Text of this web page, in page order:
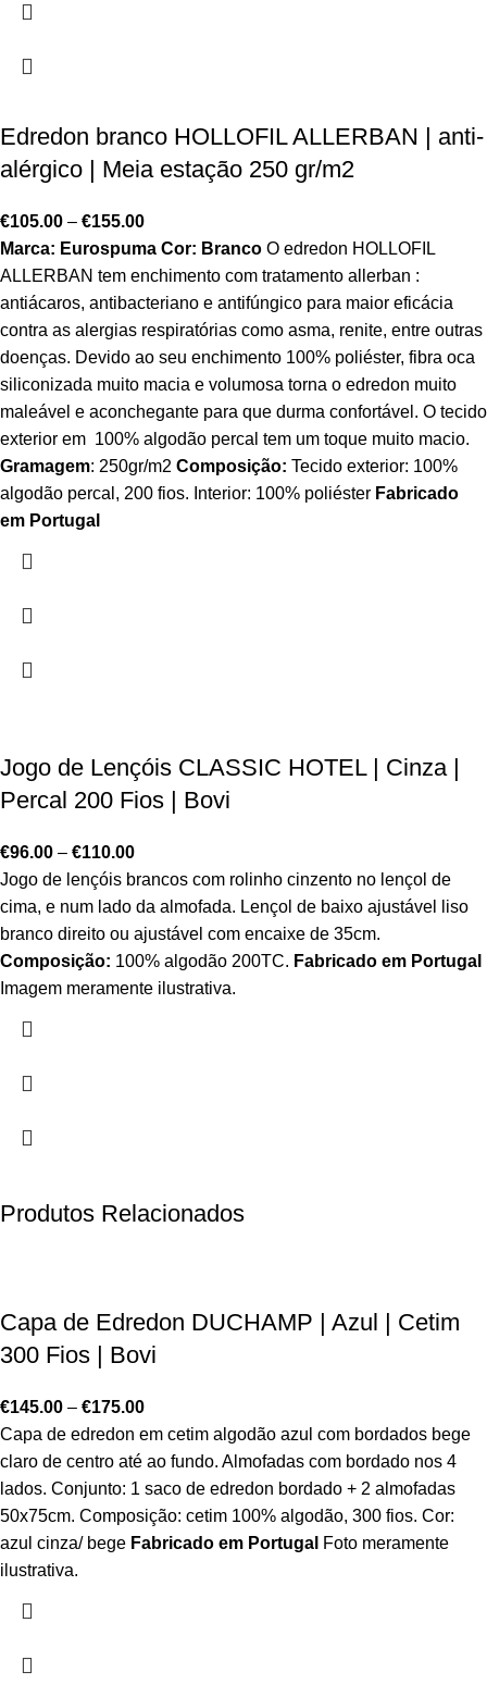
Edredon branco HOLLOFIL ALLERBAN | anti-
alérgico | Meia estação 250 gr/m2
€105.00 – €155.00
Marca: Eurospuma Cor: Branco O edredon HOLLOFIL
ALLERBAN tem enchimento com tratamento allerban :
antiácaros, antibacteriano e antifúngico para maior eficácia
contra as alergias respiratórias como asma, renite, entre outras
doenças. Devido ao seu enchimento 100% poliéster, fibra oca
siliconizada muito macia e volumosa torna o edredon muito
maleável e aconchegante para que durma confortável. O tecido
exterior em 100% algodão percal tem um toque muito macio.
Gramagem: 250gr/m2 Composição: Tecido exterior: 100%
algodão percal, 200 fios. Interior: 100% poliéster Fabricado
em Portugal
Jogo de Lençóis CLASSIC HOTEL | Cinza |
Percal 200 Fios | Bovi
€96.00 – €110.00
Jogo de lençóis brancos com rolinho cinzento no lençol de
cima, e num lado da almofada. Lençol de baixo ajustável liso
branco direito ou ajustável com encaixe de 35cm.
Composição: 100% algodão 200TC. Fabricado em Portugal
Imagem meramente ilustrativa.
Produtos Relacionados
Capa de Edredon DUCHAMP | Azul | Cetim
300 Fios | Bovi
€145.00 – €175.00
Capa de edredon em cetim algodão azul com bordados bege
claro de centro até ao fundo. Almofadas com bordado nos 4
lados. Conjunto: 1 saco de edredon bordado + 2 almofadas
50x75cm. Composição: cetim 100% algodão, 300 fios. Cor:
azul cinza/ bege Fabricado em Portugal Foto meramente
ilustrativa.